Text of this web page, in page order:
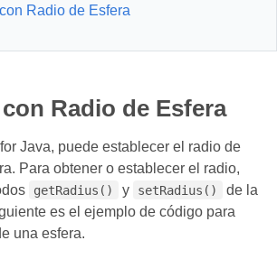
Radio de Esfera
Radio de Esfera
Java, puede establecer el radio de
Para obtener o establecer el radio,
getRadius() y setRadius()
de la
es el ejemplo de código para
una esfera.